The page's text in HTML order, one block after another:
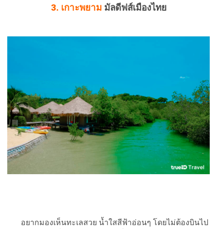
3. เกาะพยาม มัลดีฟส์เมืองไทย
อยากมองเห็นทะเลสวย น้ำใสสีฟ้าอ่อนๆ โดยไม่ต้องบินไป